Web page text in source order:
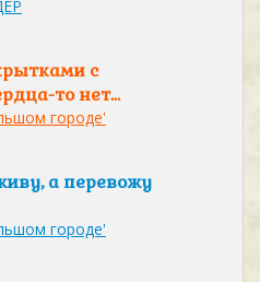
с
то нет…
городе'
а перевожу
городе'